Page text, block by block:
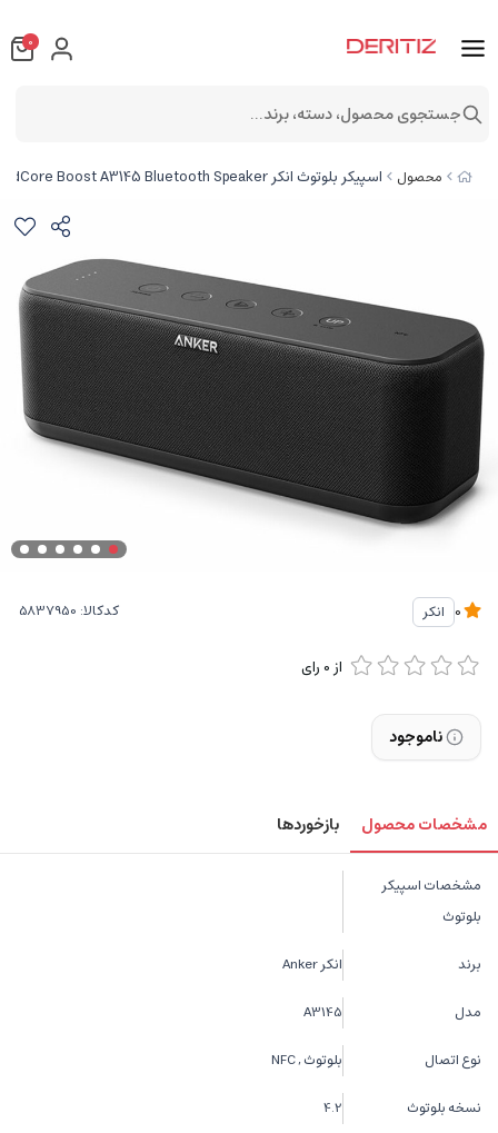
محصول اسپیکر بلوتوث انکر Anker SoundCore Boost A3145 Bluetooth Speaker
انکر کدکالا:
از0 رای
ناموجود
مشخصات محصول بازخوردها
مشخصات اسپیکر
بلوتوث
برند انکر Anker
مدل A3145
نوع اتصال بلوتوث , NFC
نسخه بلوتوث 4.2
0
جستجوی محصول، دسته، برند...